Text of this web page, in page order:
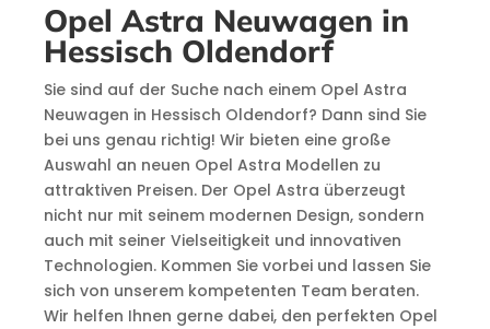
Opel Astra Neuwagen in
Hessisch Oldendorf
Sie sind auf der Suche nach einem Opel Astra
Neuwagen in Hessisch Oldendorf? Dann sind Sie
bei uns genau richtig! Wir bieten eine große
Auswahl an neuen Opel Astra Modellen zu
attraktiven Preisen. Der Opel Astra überzeugt
nicht nur mit seinem modernen Design, sondern
auch mit seiner Vielseitigkeit und innovativen
Technologien. Kommen Sie vorbei und lassen Sie
sich von unserem kompetenten Team beraten.
Wir helfen Ihnen gerne dabei, den perfekten Opel